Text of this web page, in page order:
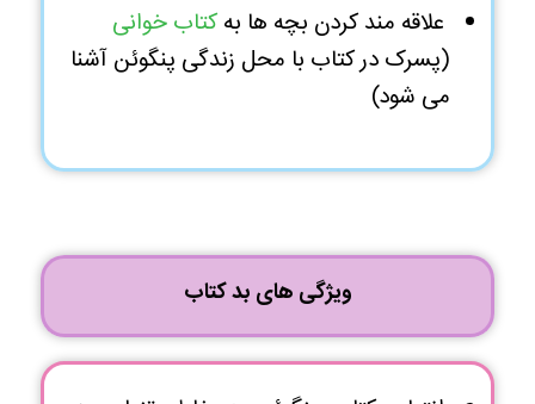
علاقه مند کردن بچه ها بهکتاب خوانی
(پسرک در کتاب با محل زندگی پنگوئن آشنا
می شود)
ویژگی های بد کتاب